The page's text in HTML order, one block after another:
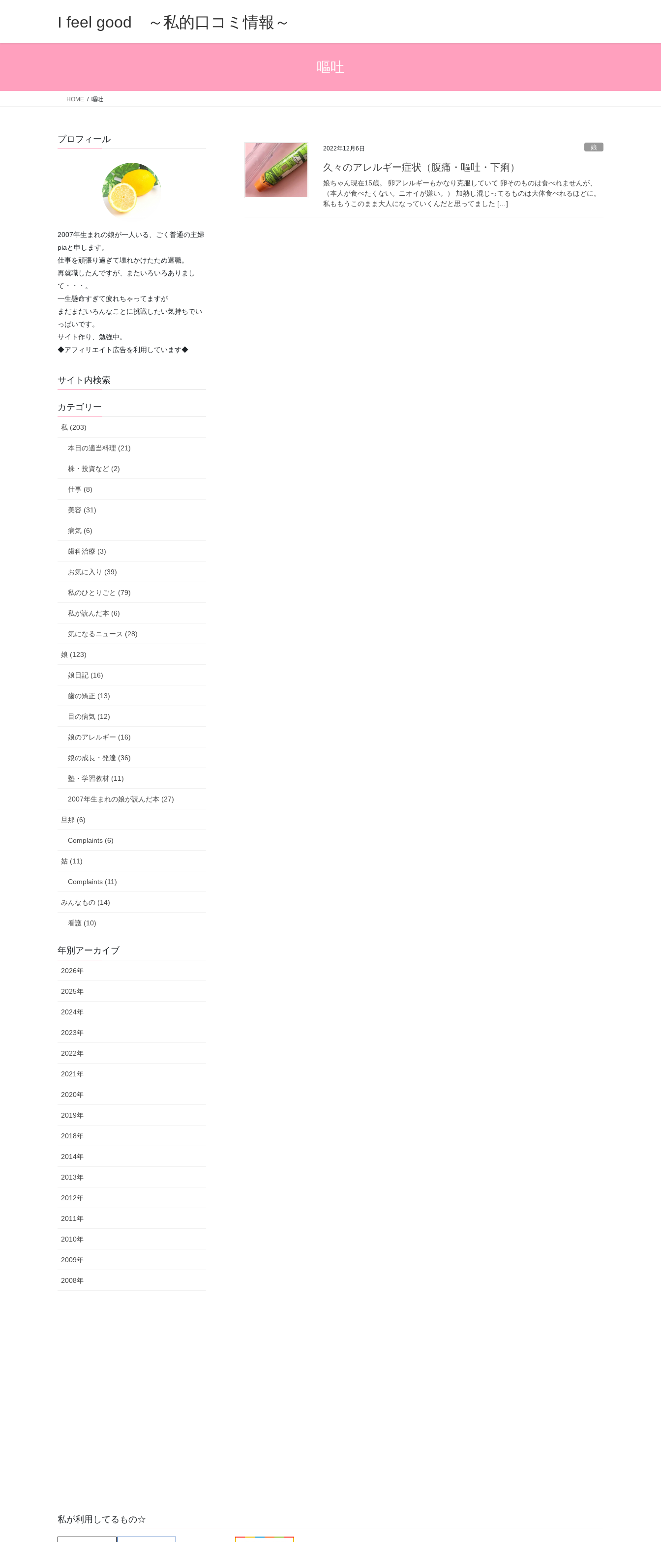
I feel good ～私的口コミ情報～
嘔吐
HOME 嘔吐
2022年12月6日 娘
久々のアレルギー症状（腹痛・嘔吐・下痢）
娘ちゃん現在15歳。 卵アレルギーもかなり克服していて 卵そのものは食べれませんが、
（本人が食べたくない。ニオイが嫌い。） 加熱し混じってるものは大体食べれるほどに。
私ももうこのまま大人になっていくんだと思ってました […]
プロフィール
2007年生まれの娘が一人いる、ごく普通の主婦
piaと申します。
仕事を頑張り過ぎて壊れかけたため退職。
再就職したんですが、またいろいろありまし
て・・・。
一生懸命すぎて疲れちゃってますが
まだまだいろんなことに挑戦したい気持ちでい
っぱいです。
サイト作り、勉強中。
◆アフィリエイト広告を利用しています◆
サイト内検索
カテゴリー
私 (203)
本日の適当料理 (21)
株・投資など (2)
仕事 (8)
美容 (31)
病気 (6)
歯科治療 (3)
お気に入り (39)
私のひとりごと (79)
私が読んだ本 (6)
気になるニュース (28)
娘 (123)
娘日記 (16)
歯の矯正 (13)
目の病気 (12)
娘のアレルギー (16)
娘の成長・発達 (36)
塾・学習教材 (11)
2007年生まれの娘が読んだ本 (27)
旦那 (6)
Complaints (6)
姑 (11)
Complaints (11)
みんなもの (14)
看護 (10)
年別アーカイブ
2026年
2025年
2024年
2023年
2022年
2021年
2020年
2019年
2018年
2014年
2013年
2012年
2011年
2010年
2009年
2008年
私が利用してるもの☆